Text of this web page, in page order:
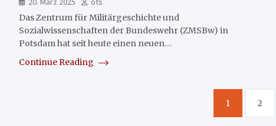
Das Zentrum für Militärgeschichte und
Sozialwissenschaften der Bundeswehr (ZMSBw) in
Potsdam hat seit heute einen neuen…
Continue Reading
1 2